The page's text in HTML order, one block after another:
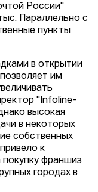
России"
Параллельно с
пункты
в открытии
им
"Infoline-
высокая
в некоторых
собственных
к
франшиз
городах в